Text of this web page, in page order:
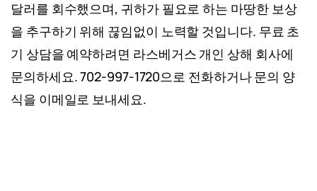
부상을 당했을 수도 있습니다.
모든 것을 문서화하세요.귀하의 주장에
대한 확실한 증거 기반을 확보할 수 있도
록 모든기록을 문서로 남기시는걸 권해드
달러를 회수했으며, 귀하가 필요로 하는 마땅한 보상
을 추구하기 위해 끊임없이 노력할 것입니다. 무료 초
기 상담을 예약하려면 라스베거스 개인 상해 회사에
문의하세요. 702-997-1720으로 전화하거나 문의 양
식을 이메일로 보내세요.